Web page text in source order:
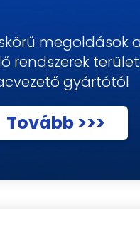
megoldások
rendszerek
gyártótól
Tovább >>>